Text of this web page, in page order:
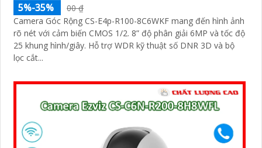
5%-35%
00 ₫
Camera Góc Rộng CS-E4p-R100-8C6WKF mang đến hình ảnh
rõ nét với cảm biến CMOS 1/2. 8” độ phân giải 6MP và tốc độ
25 khung hình/giây. Hỗ trợ WDR kỹ thuật số DNR 3D và bộ
lọc cắt...